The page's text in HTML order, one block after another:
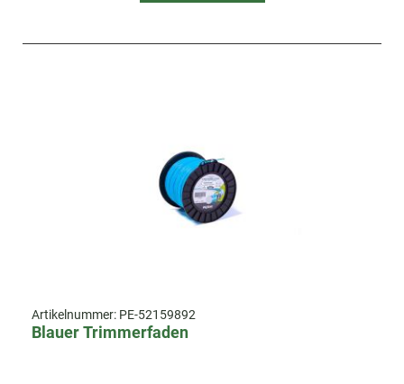
Artikelnummer: PE-52159892
Blauer Trimmerfaden